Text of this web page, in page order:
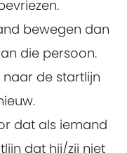
bewegen dan
die persoon.
de startlijn
dat als iemand
dat hij/zij niet